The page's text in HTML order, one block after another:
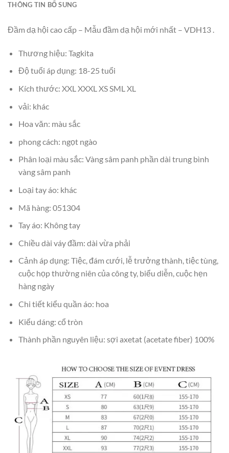
THÔNG TIN BỔ SUNG
Đầm dạ hội cao cấp – Mẫu đầm dạ hội mới nhất – VDH13 .
Thương hiệu: Tagkita
Độ tuổi áp dụng: 18-25 tuổi
Kích thước: XXL XXXL XS SML XL
vải: khác
Hoa văn: màu sắc
phong cách: ngọt ngào
Phân loại màu sắc: Vàng sâm panh phần dài trung bình
vàng sâm panh
Loại tay áo: khác
Mã hàng: 051304
Tay áo: Không tay
Chiều dài váy đầm: dài vừa phải
Cảnh áp dụng: Tiệc, đám cưới, lễ trưởng thành, tiệc tùng,
cuộc họp thường niên của công ty, biểu diễn, cuộc hẹn
hàng ngày
Chi tiết kiểu quần áo: hoa
Kiểu dáng: cổ tròn
Thành phần nguyên liệu: sợi axetat (acetate fiber) 100%